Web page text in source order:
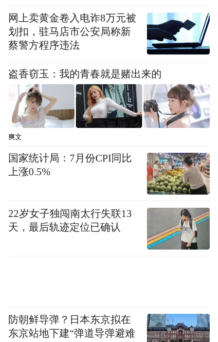
网上卖黄金卷入电诈8万元被
划扣，驻马店市公安局称新
蔡警方程序违法
盗香窃玉：我的青春就是赌出来的
爽文
国家统计局：7月份CPI同比
上涨0.5%
22岁女子独闯南太行失联13
天，最后轨迹定位已确认
防朝鲜导弹？日本东京拟在
东京站地下建“弹道导弹避难